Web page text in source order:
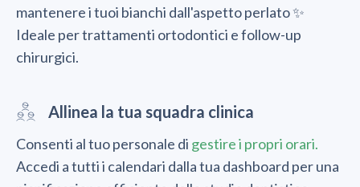
mantenere i tuoi bianchi dall'aspetto perlato ✨
Ideale per trattamenti ortodontici e follow-up
chirurgici.
Allinea la tua squadra clinica
Consenti al tuo personale di gestire i propri orari.
Accedi a tutti i calendari dalla tua dashboard per una